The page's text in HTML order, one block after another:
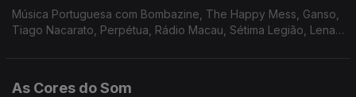
Música Portuguesa com Bombazine, The Happy Mess, Ganso,
Tiago Nacarato, Perpétua, Rádio Macau, Sétima Legião, Lena
As Cores do Som